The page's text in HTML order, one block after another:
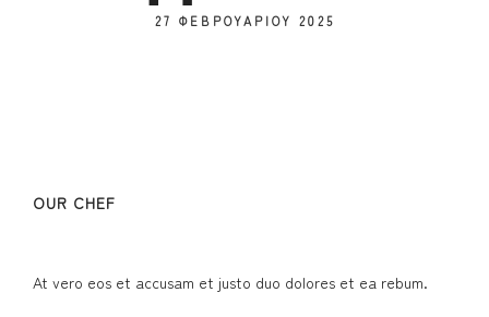
27 ΦΕΒΡΟΥΑΡΊΟΥ 2025
OUR CHEF
At vero eos et accusam et justo duo dolores et ea rebum.